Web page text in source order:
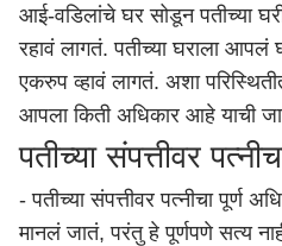
आई-वडिलांचे घर सोडून पतीच्या
रहावं लागतं. पतीच्या घराला आपलं
एकरुप व्हावं लागतं. अशा
आपला किती अधिकार आहे याची
पतीच्या संपत्तीवर
- पतीच्या संपत्तीवर पत्नीचा पूर्ण
मानलं जातं, परंतु हे पूर्णपणे सत्य